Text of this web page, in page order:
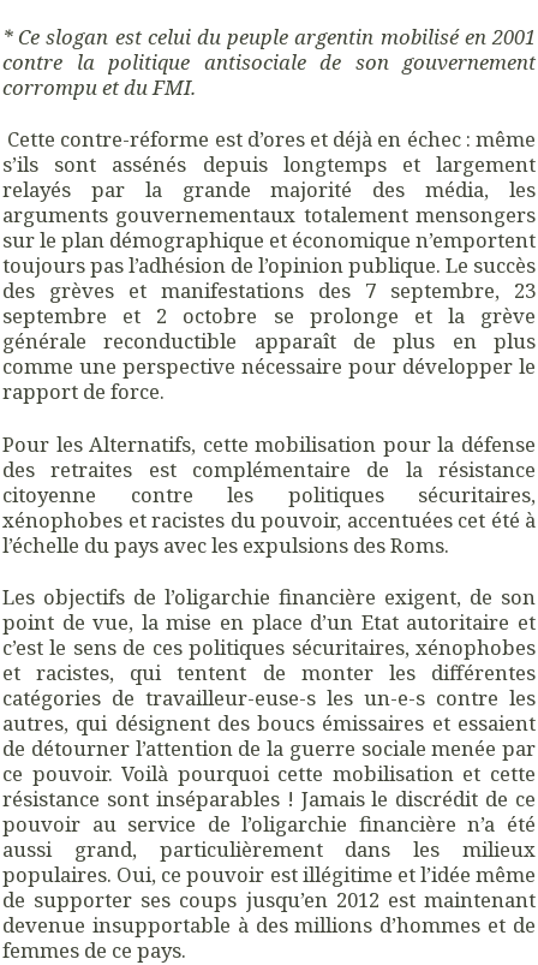
* Ce slogan est celui du peuple argentin mobilisé en 2001
contre la politique antisociale de son gouvernement
corrompu et du FMI.
Cette contre-réforme est d’ores et déjà en échec : même
s’ils sont assénés depuis longtemps et largement
relayés par la grande majorité des média, les
arguments gouvernementaux totalement mensongers
sur le plan démographique et économique n’emportent
toujours pas l’adhésion de l’opinion publique. Le succès
des grèves et manifestations des 7 septembre, 23
septembre et 2 octobre se prolonge et la grève
générale reconductible apparaît de plus en plus
comme une perspective nécessaire pour développer le
rapport de force.
Pour les Alternatifs, cette mobilisation pour la défense
des retraites est complémentaire de la résistance
citoyenne contre les politiques sécuritaires,
xénophobes et racistes du pouvoir, accentuées cet été à
l’échelle du pays avec les expulsions des Roms.
Les objectifs de l’oligarchie financière exigent, de son
point de vue, la mise en place d’un Etat autoritaire et
c’est le sens de ces politiques sécuritaires, xénophobes
et racistes, qui tentent de monter les différentes
catégories de travailleur-euse-s les un-e-s contre les
autres, qui désignent des boucs émissaires et essaient
de détourner l’attention de la guerre sociale menée par
ce pouvoir. Voilà pourquoi cette mobilisation et cette
résistance sont inséparables ! Jamais le discrédit de ce
pouvoir au service de l’oligarchie financière n’a été
aussi grand, particulièrement dans les milieux
populaires. Oui, ce pouvoir est illégitime et l’idée même
de supporter ses coups jusqu’en 2012 est maintenant
devenue insupportable à des millions d’hommes et de
femmes de ce pays.